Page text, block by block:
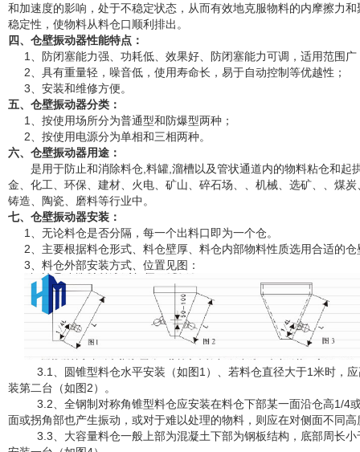
和加速度的影响，处于不稳定状态，从而有效地克服物料的内摩擦力
稳定性，使物料从料仓口顺利排出。
四、仓壁振动器性能特点：
1、防闭塞能力强、功耗低、效果好、防闭塞能力可调，适用范围广
2、具有重量轻，噪音低，使用寿命长，易于自动控制等优越性；
3、安装和维修方便。
五、仓壁振动器分类：
1、按使用场所分为普通型和防爆型两种；
2、按使用电源分为单相和三相两种。
六、仓壁振动器用途：
是用于防止和消除料仓,料罐,溜槽以及管状通道内的物料粘仓和起
金、化工、环保、建材、火电、矿山、碎石场、、机械、选矿、、煤
铸造、陶瓷、磨料等行业中。
七、仓壁振动器安装：
1、无论料仓是否分隔，每一个出料口即为一个仓。
2、主要根据料仓形式、料仓壁厚、料仓内部物料性质选用合适的仓
3、料仓外部安装方式、位置见图：
3.1、圆锥型料仓水平安装（如图1）、若料仓直径大于1米时，应
装第二台（如图2）。
3.2、全钢制对称角锥型料仓应安装在料仓下部某一面沿仓高1/4或
面或拐角部也产生振动，或对于难以处理的物料，则应在对侧面不同
3.3、大容量料仓一般上部为混凝土下部为钢板结构，底部周长小